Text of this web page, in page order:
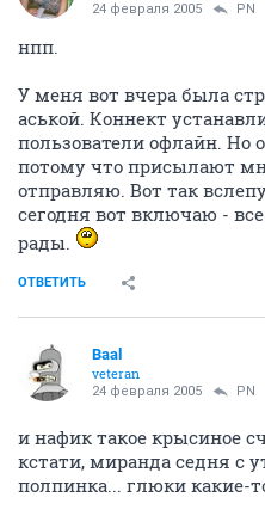
24 февраля 2005 PN
нпп.
У меня вот вчера была
аськой. Коннект
пользователи офлайн. Но
потому что присылают
отправляю. Вот так
сегодня вот включаю -
рады.
ОТВЕТИТЬ
Baal
veteran
24 февраля 2005 PN
и нафик такое крысиное
кстати, миранда седня с
полпинка... глюки какие-